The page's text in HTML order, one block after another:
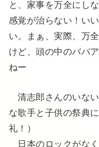
と、家事を万全にし
感覚が治らない！い
い。まぁ、実際、万
けど、頭の中のババ
ねー
清志郎さんのいな
な歌手と子供の祭典
礼！）
日本のロックがなく